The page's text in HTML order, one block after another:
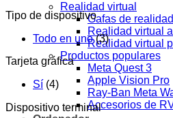
Realidad virtual
Gafas de
Realidad virtual
Realidad virtual
Productos populares
Meta Quest 3
Apple Vision Pro
Ray-Ban Meta
Accesorios de
Tipo de dispositivo
Todo en uno (3)
Tarjeta gráfica
Sí (4)
Dispositivo terminal